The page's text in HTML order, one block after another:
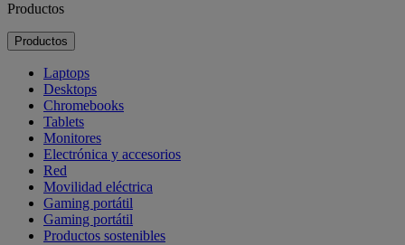
Productos
Productos
Laptops
Desktops
Chromebooks
Tablets
Monitores
Electrónica y accesorios
Red
Movilidad eléctrica
Gaming portátil
Gaming portátil
Productos sostenibles